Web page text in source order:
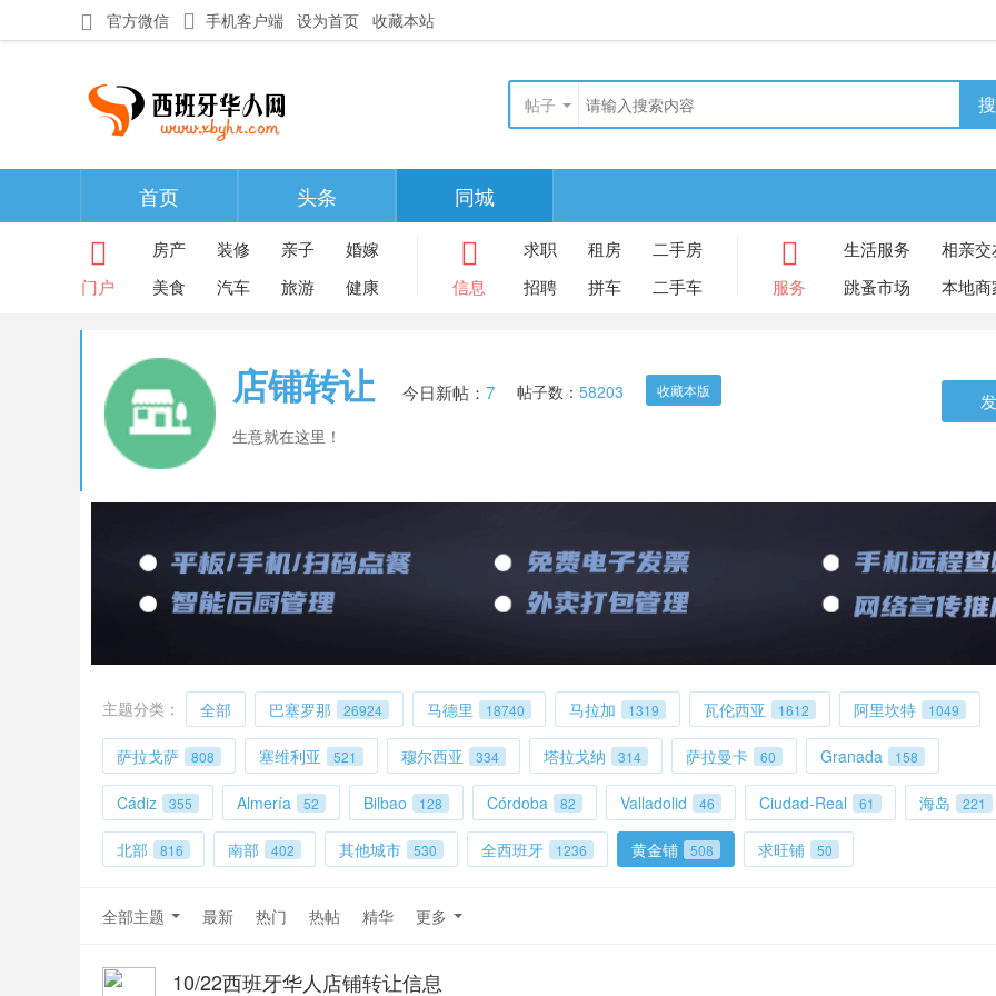
官方微信 手机客户端 设为首页 收藏本站
帖子
首页 头条 同城
门户
房产 装修 亲子
婚嫁
美食
汽车 旅游 健康 信息
求职 租房
二手房
招聘
拼车 二手车 服务
生活服务
相亲交
跳蚤市场
本地商
店铺转让 今日新帖： 7 帖子数： 58203 收藏本版
生意就在这里！
主题分类： 全部 巴塞罗那 26924 马德里 18740 马拉加 1319 瓦伦西亚 1612 阿里坎特 1049
萨拉戈萨 808 塞维利亚 521 穆尔西亚 334 塔拉戈纳 314 萨拉曼卡 60 Granada 158
Cádiz 355 Almería 52 Bilbao 128 Córdoba 82 Valladolid 46 Ciudad-Real 61 海岛 221
北部 816 南部 402 其他城市 530 全西班牙 1236 黄金铺 508 求旺铺 50
全部主题 最新 热门 热帖 精华 更多
10/22西班牙华人店铺转让信息